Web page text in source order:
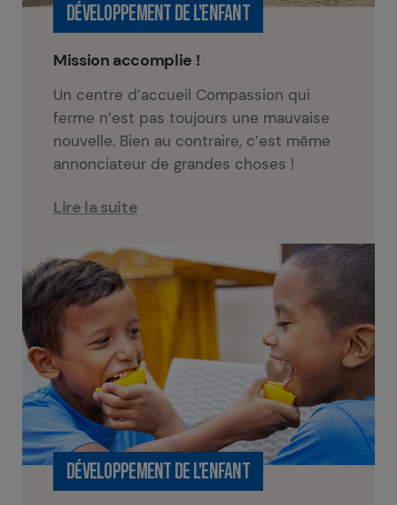
DÉVELOPPEMENT DE L'ENFANT
Mission accomplie !
Un centre d’accueil Compassion qui
ferme n’est pas toujours une mauvaise
nouvelle. Bien au contraire, c’est même
annonciateur de grandes choses !
Lire la suite
DÉVELOPPEMENT DE L'ENFANT